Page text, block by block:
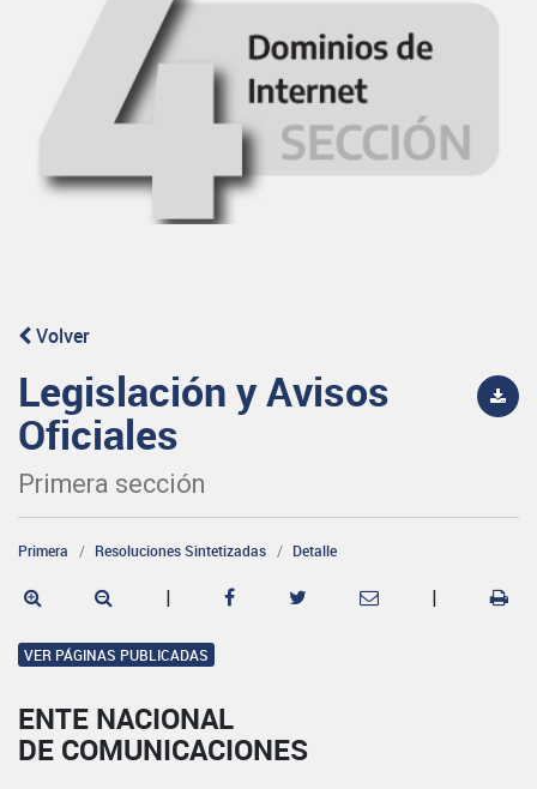
Volver
Legislación y Avisos
Oficiales
Primera sección
Primera Resoluciones Sintetizadas Detalle
| |
VER PÁGINAS PUBLICADAS
ENTE NACIONAL
DE COMUNICACIONES